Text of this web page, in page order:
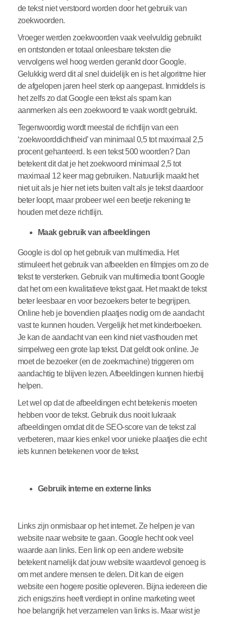
de tekst niet verstoord worden door het gebruik van
zoekwoorden.
Vroeger werden zoekwoorden vaak veelvuldig gebruikt
en ontstonden er totaal onleesbare teksten die
vervolgens wel hoog werden gerankt door Google.
Gelukkig werd dit al snel duidelijk en is het algoritme hier
de afgelopen jaren heel sterk op aangepast. Inmiddels is
het zelfs zo dat Google een tekst als spam kan
aanmerken als een zoekwoord te vaak wordt gebruikt.
Tegenwoordig wordt meestal de richtlijn van een
‘zoekwoorddichtheid’ van minimaal 0,5 tot maximaal 2,5
procent gehanteerd. Is een tekst 500 woorden? Dan
betekent dit dat je het zoekwoord minimaal 2,5 tot
maximaal 12 keer mag gebruiken. Natuurlijk maakt het
niet uit als je hier net iets buiten valt als je tekst daardoor
beter loopt, maar probeer wel een beetje rekening te
houden met deze richtlijn.
Maak gebruik van afbeeldingen
Google is dol op het gebruik van multimedia. Het
stimuleert het gebruik van afbeelden en filmpjes om zo de
tekst te versterken. Gebruik van multimedia toont Google
dat het om een kwalitatieve tekst gaat. Het maakt de tekst
beter leesbaar en voor bezoekers beter te begrijpen.
Online heb je bovendien plaatjes nodig om de aandacht
vast te kunnen houden. Vergelijk het met kinderboeken.
Je kan de aandacht van een kind niet vasthouden met
simpelweg een grote lap tekst. Dat geldt ook online. Je
moet de bezoeker (en de zoekmachine) triggeren om
aandachtig te blijven lezen. Afbeeldingen kunnen hierbij
helpen.
Let wel op dat de afbeeldingen echt betekenis moeten
hebben voor de tekst. Gebruik dus nooit lukraak
afbeeldingen omdat dit de SEO-score van de tekst zal
verbeteren, maar kies enkel voor unieke plaatjes die echt
iets kunnen betekenen voor de tekst.
Gebruik interne en externe links
Links zijn onmisbaar op het internet. Ze helpen je van
website naar website te gaan. Google hecht ook veel
waarde aan links. Een link op een andere website
betekent namelijk dat jouw website waardevol genoeg is
om met andere mensen te delen. Dit kan de eigen
website een hogere positie opleveren. Bijna iedereen die
zich enigszins heeft verdiept in online marketing weet
hoe belangrijk het verzamelen van links is. Maar wist je